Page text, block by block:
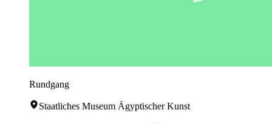
Rundgang
Staatliches Museum Ägyptischer Kunst